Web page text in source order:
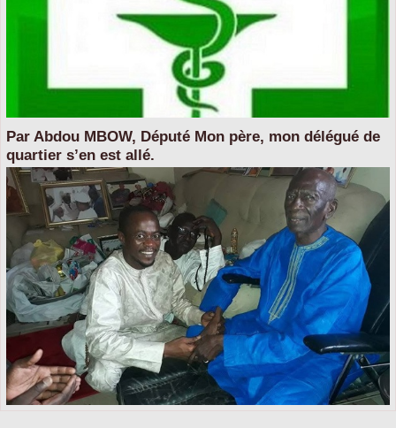
Par Abdou MBOW, Député Mon père, mon délégué de
quartier s’en est allé.